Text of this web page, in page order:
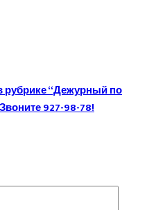
“Дежурный по
927-98-78!